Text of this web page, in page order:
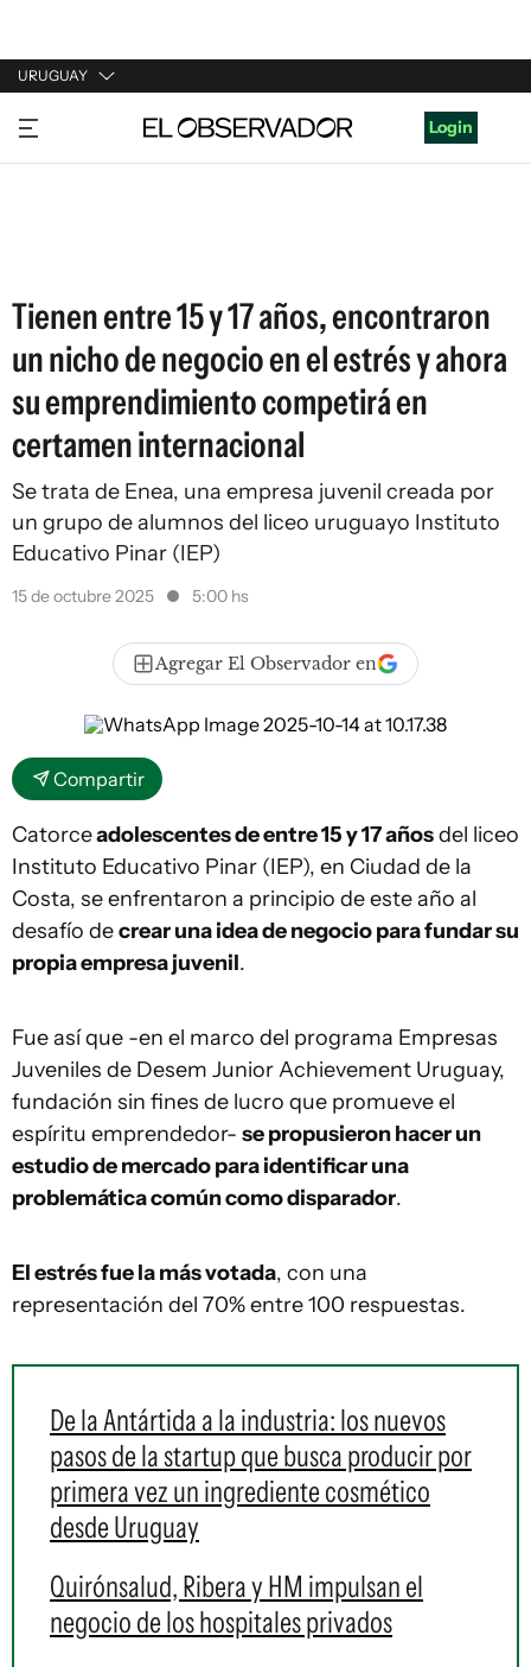
URUGUAY
URUGUAY
ARGENTINA
Login
Tienen entre 15 y 17 años, encontraron
un nicho de negocio en el estrés y ahora
su emprendimiento competirá en
certamen internacional
Se trata de Enea, una empresa juvenil creada por
un grupo de alumnos del liceo uruguayo Instituto
Educativo Pinar (IEP)
15 de octubre 2025 5:00 hs
Agregar El Observador en
Compartir
Catorceadolescentes de entre 15 y 17 añosdel liceo
Instituto Educativo Pinar (IEP), en Ciudad de la
Costa, se enfrentaron a principio de este año al
desafío decrear una idea de negocio para fundar su
propia empresa juvenil.
Fue así que -en el marco del programa Empresas
Juveniles de Desem Junior Achievement Uruguay,
fundación sin fines de lucro que promueve el
espíritu emprendedor- se propusieron hacer un
estudio de mercado para identificar una
problemática común como disparador.
El estrés fue la más votada, con una
representación del 70% entre 100 respuestas.
De la Antártida a la industria: los nuevos
pasos de la startup que busca producir por
primera vez un ingrediente cosmético
desde Uruguay
Quirónsalud, Ribera y HM impulsan el
negocio de los hospitales privados